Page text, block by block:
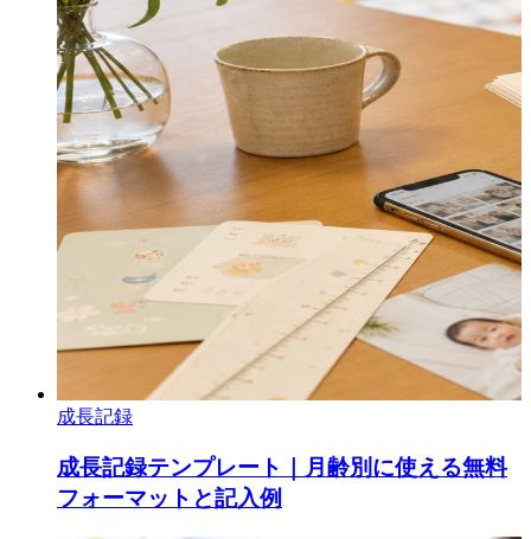
成長記録
成長記録テンプレート｜月齢別に使える無料
フォーマットと記入例